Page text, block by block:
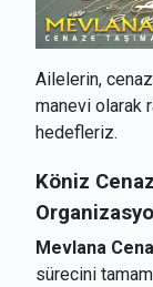
Ailelerin,
manevi olarak
hedefleriz.
Köniz
Mevlana
sürecini